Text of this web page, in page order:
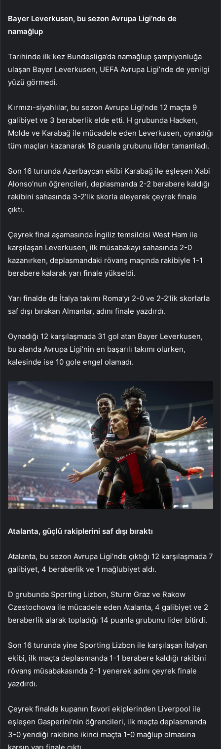
Bayer Leverkusen, bu sezon Avrupa Ligi’nde de
namağlup
Tarihinde ilk kez Bundesliga’da namağlup şampiyonluğa
ulaşan Bayer Leverkusen, UEFA Avrupa Ligi’nde de yenilgi
yüzü görmedi.
Kırmızı-siyahlılar, bu sezon Avrupa Ligi’nde 12 maçta 9
galibiyet ve 3 beraberlik elde etti. H grubunda Hacken,
Molde ve Karabağ ile mücadele eden Leverkusen, oynadığı
tüm maçları kazanarak 18 puanla grubunu lider tamamladı.
Son 16 turunda Azerbaycan ekibi Karabağ ile eşleşen Xabi
Alonso’nun öğrencileri, deplasmanda 2-2 berabere kaldığı
rakibini sahasında 3-2’lik skorla eleyerek çeyrek finale
çıktı.
Çeyrek final aşamasında İngiliz temsilcisi West Ham ile
karşılaşan Leverkusen, ilk müsabakayı sahasında 2-0
kazanırken, deplasmandaki rövanş maçında rakibiyle 1-1
berabere kalarak yarı finale yükseldi.
Yarı finalde de İtalya takımı Roma’yı 2-0 ve 2-2’lik skorlarla
saf dışı bırakan Almanlar, adını finale yazdırdı.
Oynadığı 12 karşılaşmada 31 gol atan Bayer Leverkusen,
bu alanda Avrupa Ligi’nin en başarılı takımı olurken,
kalesinde ise 10 gole engel olamadı.
Atalanta, güçlü rakiplerini saf dışı bıraktı
Atalanta, bu sezon Avrupa Ligi’nde çıktığı 12 karşılaşmada 7
galibiyet, 4 beraberlik ve 1 mağlubiyet aldı.
D grubunda Sporting Lizbon, Sturm Graz ve Rakow
Czestochowa ile mücadele eden Atalanta, 4 galibiyet ve 2
beraberlik alarak topladığı 14 puanla grubunu lider bitirdi.
Son 16 turunda yine Sporting Lizbon ile karşılaşan İtalyan
ekibi, ilk maçta deplasmanda 1-1 berabere kaldığı rakibini
rövanş müsabakasında 2-1 yenerek adını çeyrek finale
yazdırdı.
Çeyrek finalde kupanın favori ekiplerinden Liverpool ile
eşleşen Gasperini’nin öğrencileri, ilk maçta deplasmanda
3-0 yendiği rakibine ikinci maçta 1-0 mağlup olmasına